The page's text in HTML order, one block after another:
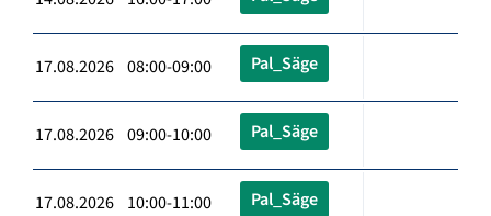
17.08.2026 08:00-09:00 Pal_Säge
17.08.2026 09:00-10:00 Pal_Säge
17.08.2026 10:00-11:00 Pal_Säge